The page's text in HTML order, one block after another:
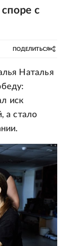
с
ПОДЕЛИТЬСЯ
Наталья
иск
а стало